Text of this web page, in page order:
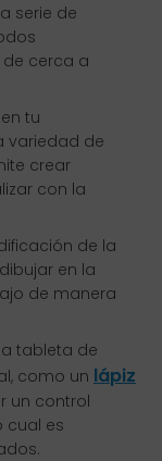
serie de
cerca a
tu
variedad de
crear
con la
de la
en la
de manera
tableta de
como un lápiz
un control
cual es